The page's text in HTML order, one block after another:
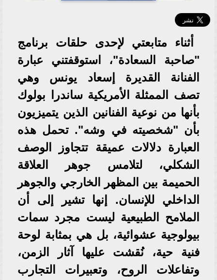
أثناء متابعتي لإحدى حلقات برنامج
"صاحبة السعادة"، استوقفتني عبارة
الفنانة القديرة إسعاد يونس وهي
تصف الممثلة الأمريكية ساندرا بولوك
بأنها من نوعية الفنانين الذين يتميزيون
بأن "شخصيته في وشه". تحمل هذه
العبارة دلالات عميقة تتجاوز الوصف
الشكلي، لتلامس جوهر العلاقة
الحميمة بين المظهر الخارجي والجوهر
الداخلي للإنسان. إنها تشير إلى أن
الملامح الطبيعية ليست مجرد سمات
بيولوجية عشوائية، بل هي بمثابة لوحة
فنية حية، نُقشت عليها آثار الزمن،
وتفاعلات الروح، وتعبيرات التجارب